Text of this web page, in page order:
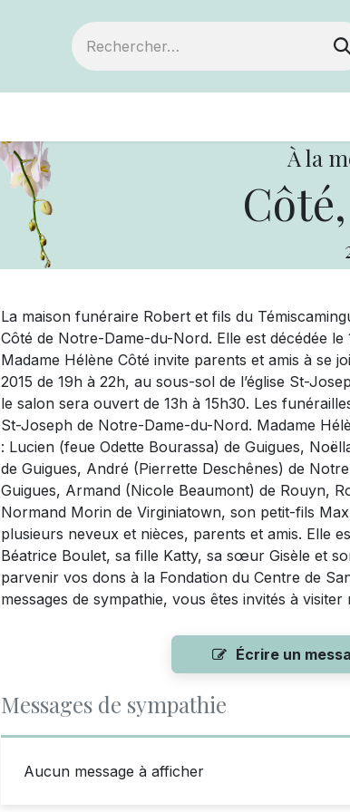
À la
La maison funéraire Robert et fils du
Côté de Notre-Dame-du-Nord. Elle est décédée le
Madame Hélène Côté invite parents et amis à se
2015 de 19h à 22h, au sous-sol de l’église St-
le salon sera ouvert de 13h à 15h30. Les
St-Joseph de Notre-Dame-du-Nord. Madame
: Lucien (feue Odette Bourassa) de Guigues,
de Guigues, André (Pierrette Deschênes) de
Guigues, Armand (Nicole Beaumont) de Rouyn,
Normand Morin de Virginiatown, son petit-fils
plusieurs neveux et nièces, parents et amis. Elle
Béatrice Boulet, sa fille Katty, sa sœur Gisèle et
parvenir vos dons à la Fondation du Centre de
messages de sympathie, vous êtes invités à
Écrire un
Messages de sympathie
Aucun message à afficher